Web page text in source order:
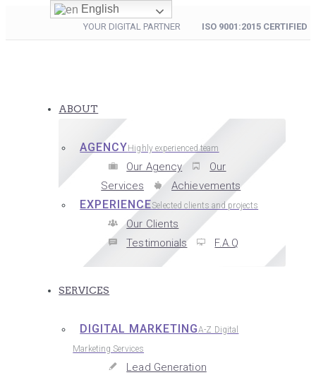
YOUR DIGITAL PARTNER ISO 9001:2015 CERTIFIED
ABOUT
AGENCY Highly experienced team
Our Agency
Our
Services
Achievements
EXPERIENCESelected clients and projects
Our Clients
Testimonials
F.A.Q
SERVICES
DIGITAL MARKETINGA-Z Digital
Marketing Services
Lead Generation
English